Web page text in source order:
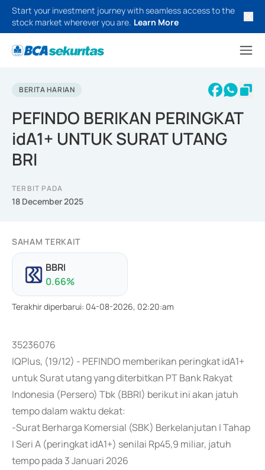
Start your investment journey with seamless access to the
stock market wherever you are. Learn More
BERITA HARIAN
PEFINDO BERIKAN PERINGKAT
idA1+ UNTUK SURAT UTANG
BRI
TERBIT PADA
18 December 2025
SAHAM TERKAIT
BBRI
0.66%
Terakhir diperbarui: 04-08-2026, 02:20:am
35236076
IQPlus, (19/12) - PEFINDO memberikan peringkat idA1+
untuk Surat utang yang diterbitkan PT Bank Rakyat
Indonesia (Persero) Tbk (BBRI) berikut ini akan jatuh
tempo dalam waktu dekat:
-Surat Berharga Komersial (SBK) Berkelanjutan I Tahap
I Seri A (peringkat idA1+) senilai Rp45,9 miliar, jatuh
tempo pada 3 Januari 2026